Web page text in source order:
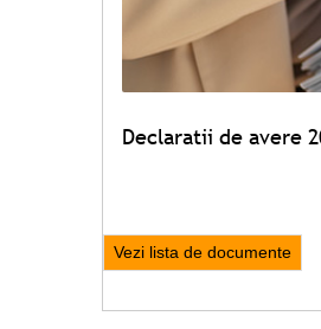
Declaratii de avere
Vezi lista de documente